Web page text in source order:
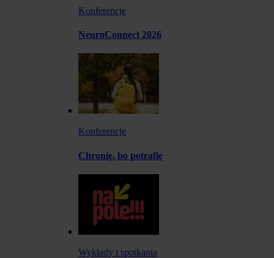
Konferencje
NeuroConnect 2026
Konferencje
Chronię, bo potrafię
Wykłady i spotkania